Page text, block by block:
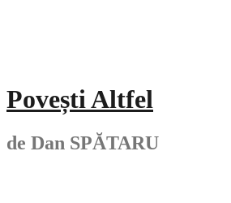
Povești Altfel
de Dan SPĂTARU